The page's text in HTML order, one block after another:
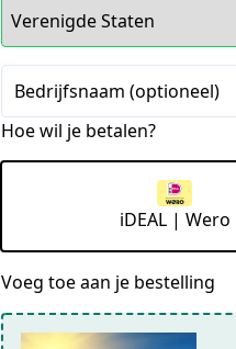
Bedrijfsnaam (optioneel)
Hoe wil je betalen?
iDEAL | Wero
Voeg toe aan je bestelling